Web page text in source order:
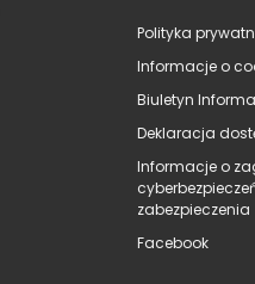
Polityka
Informacje o
Biuletyn
Deklaracja
Informacje o
zabezpieczenia
Facebook